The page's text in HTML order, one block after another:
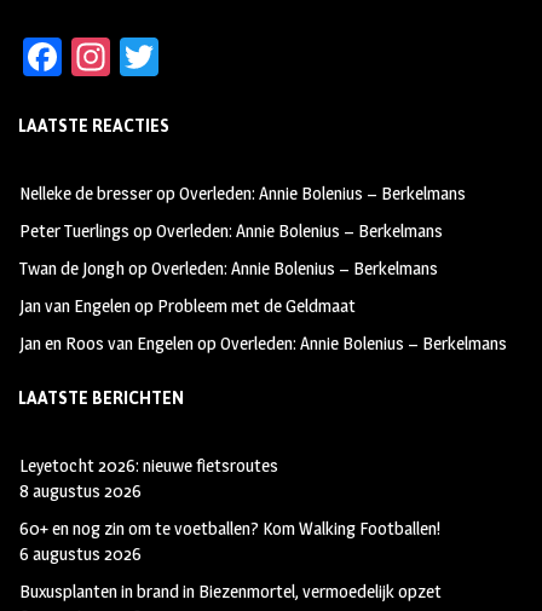
Fa
b
oo
k
In
ag
m
tt
LAATSTE REACTIES
Nelleke de bresseropOverleden: Annie Bolenius – Berkelmans
Peter Tuerlings opOverleden: Annie Bolenius – Berkelmans
Twan de JonghopOverleden: Annie Bolenius – Berkelmans
Jan van Engelenop Probleem met de Geldmaat
Jan en Roos van EngelenopOverleden: Annie Bolenius – Berkelmans
LAATSTE BERICHTEN
Leyetocht 2026: nieuwe fietsroutes
8 augustus 2026
60+ en nog zin om te voetballen? Kom Walking Footballen!
6 augustus 2026
Buxusplanten in brand in Biezenmortel, vermoedelijk opzet